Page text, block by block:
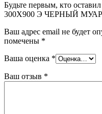
Будьте первым, кто
300Х900 Э ЧЕРНЫЙ
Ваш адрес email не будет
помечены *
Ваша оценка *
Ваш отзыв *